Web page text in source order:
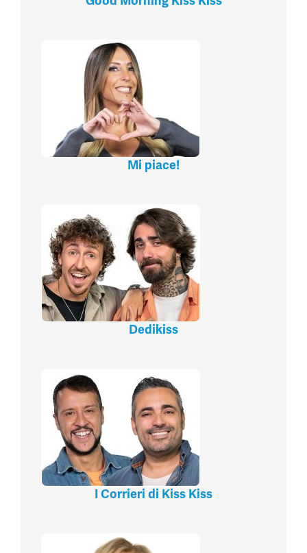
Mi piace!
Dedikiss
I Corrieri di Kiss Kiss